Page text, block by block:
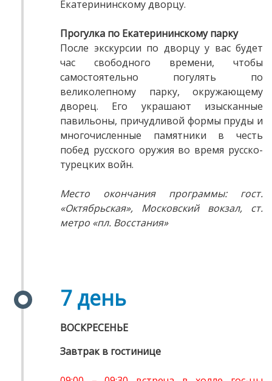
Екатерининскому дворцу.
Прогулка по Екатерининскому парку
После экскурсии по дворцу у вас будет
час свободного времени, чтобы
самостоятельно погулять по
великолепному парку, окружающему
дворец. Его украшают изысканные
павильоны, причудливой формы пруды и
многочисленные памятники в честь
побед русского оружия во время русско-
турецких войн.
Место окончания программы: гост.
«Октябрьская», Московский вокзал, ст.
метро «пл. Восстания»
7 день
ВОСКРЕСЕНЬЕ
Завтрак в гостинице